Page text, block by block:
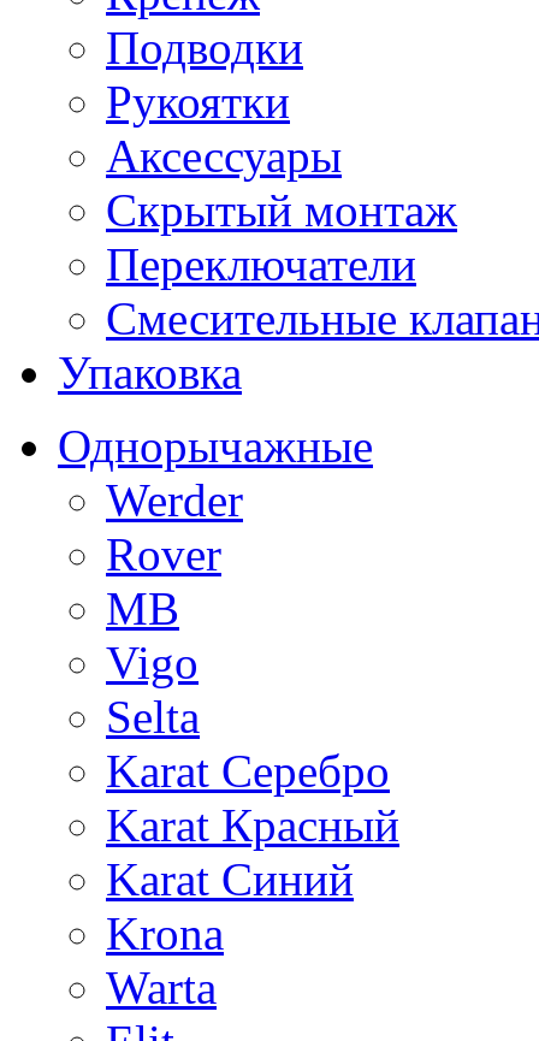
Подводки
Рукоятки
Аксессуары
Скрытый монтаж
Переключатели
Смесительные
Упаковка
Однорычажные
Werder
Rover
MB
Vigo
Selta
Karat Серебро
Karat Красный
Karat Синий
Krona
Warta